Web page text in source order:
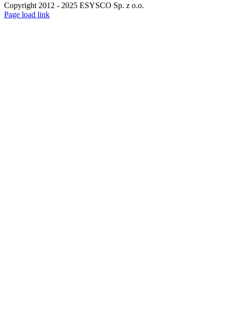
Copyright 2012 - 2025 ESYSCO Sp. z o.o.
Facebook
X
Instagram
Pinterest
Page load link